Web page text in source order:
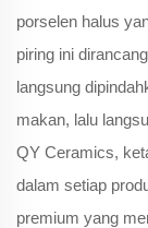
porselen halus
piring ini
langsung
makan, lalu
QY Ceramics,
dalam setiap
premium yang